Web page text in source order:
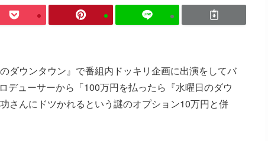
ダウンタウン』で番組内ドッキリ企画に出演をしてバ
デューサーから「100万円を払ったら『水曜日のダウ
さんにドツかれるという謎のオプション10万円と併